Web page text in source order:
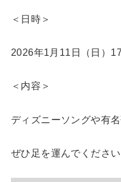
＜日時＞
2026年1月11日（日）
＜内容＞
ディズニーソングや有
ぜひ足を運んでください